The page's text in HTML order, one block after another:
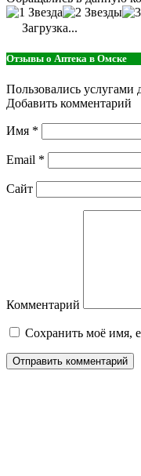
Загрузка...
Отзывы о Аптека в Омске
Пользовались услугами
Добавить комментарий
Имя *
Email *
Сайт
Комментарий
Сохранить моё имя,